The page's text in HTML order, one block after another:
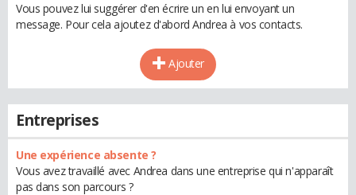
Vous pouvez lui suggérer d'en écrire un en lui envoyant un
message. Pour cela ajoutez d'abord Andrea à vos contacts.
Ajouter
Entreprises
Une expérience absente ?
Vous avez travaillé avec Andrea dans une entreprise qui n'apparaît
pas dans son parcours ?